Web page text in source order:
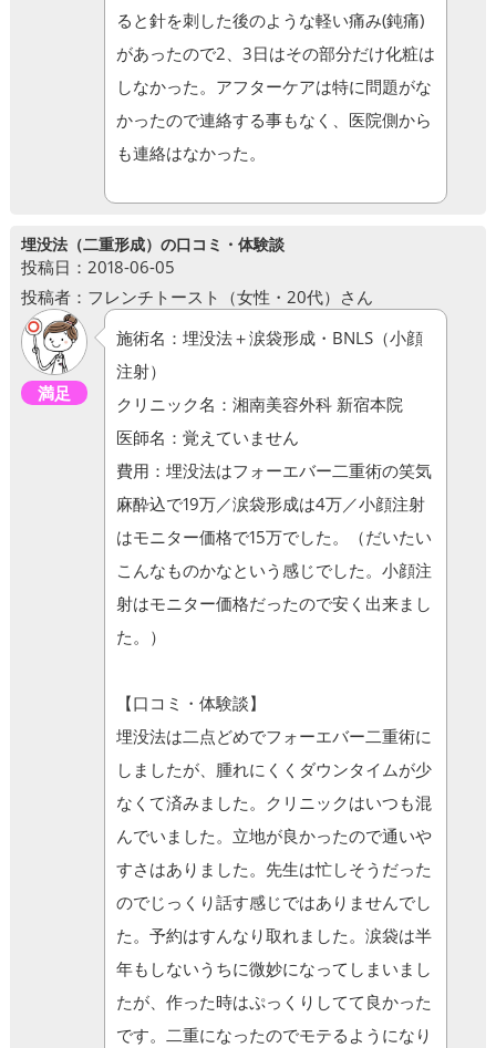
ると針を刺した後のような軽い痛み(鈍痛)
があったので2、3日はその部分だけ化粧は
しなかった。アフターケアは特に問題がな
かったので連絡する事もなく、医院側から
も連絡はなかった。
埋没法（二重形成）の口コミ・体験談
投稿日：2018-06-05
投稿者：フレンチトースト（女性・20代）さん
満足
施術名：埋没法＋涙袋形成・BNLS（小顔
注射）
クリニック名：湘南美容外科 新宿本院
医師名：覚えていません
費用：埋没法はフォーエバー二重術の笑気
麻酔込で19万／涙袋形成は4万／小顔注射
はモニター価格で15万でした。（だいたい
こんなものかなという感じでした。小顔注
射はモニター価格だったので安く出来まし
た。）
【口コミ・体験談】
埋没法は二点どめでフォーエバー二重術に
しましたが、腫れにくくダウンタイムが少
なくて済みました。クリニックはいつも混
んでいました。立地が良かったので通いや
すさはありました。先生は忙しそうだった
のでじっくり話す感じではありませんでし
た。予約はすんなり取れました。涙袋は半
年もしないうちに微妙になってしまいまし
たが、作った時はぷっくりしてて良かった
です。二重になったのでモテるようになり